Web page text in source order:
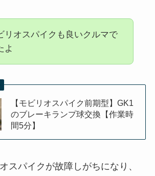
リオスパイクも良いクルマで
よ
【モビリオスパイク前期型】GK1
のブレーキランプ球交換【作業時
間5分】
スパイクが故障しがちになり、